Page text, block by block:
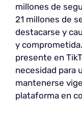
millones de
21 millones de
destacarse y
y
presente en
necesidad para
mantenerse
plataforma en